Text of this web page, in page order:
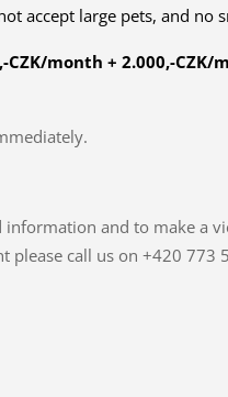
accept large pets, and no
CZK/month + 2.000,-CZK/
information and to make a
please call us on +420 773